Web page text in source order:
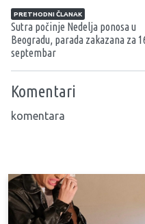
Navigacija članaka
PRETHODNI ČLANAK
Sutra počinje Nedelja ponosa u
Beogradu, parada zakazana za
septembar
Komentari
komentara